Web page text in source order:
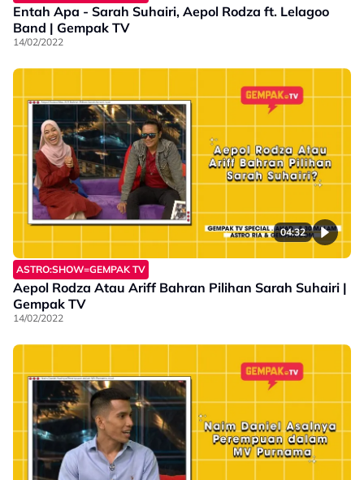
Entah Apa - Sarah Suhairi, Aepol Rodza ft. Lelagoo
Band | Gempak TV
14/02/2022
04:32
ASTRO:SHOW=GEMPAK TV
Aepol Rodza Atau Ariff Bahran Pilihan Sarah Suhairi |
Gempak TV
14/02/2022